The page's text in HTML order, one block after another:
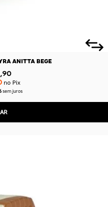
ANITTA BEGE
no Pix
sem juros